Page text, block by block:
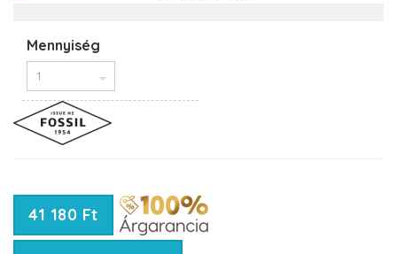
Mennyiség
41 180 Ft